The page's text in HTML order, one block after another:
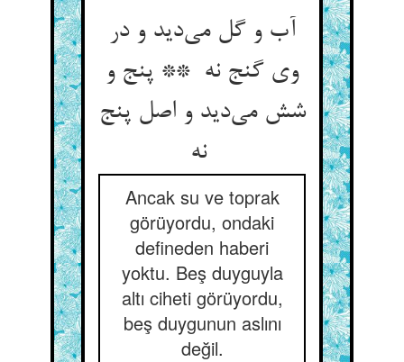
آب و گل می‌دید و در
وی گنج نه ** پنج و
شش می‌دید و اصل پنج
نه
Ancak su ve toprak
görüyordu, ondaki
defineden haberi
yoktu. Beş duyguyla
altı ciheti görüyordu,
beş duygunun aslını
değil.